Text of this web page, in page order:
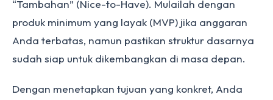
“Tambahan” (Nice-to-Have). Mulailah dengan
produk minimum yang layak (MVP) jika anggaran
Anda terbatas, namun pastikan struktur dasarnya
sudah siap untuk dikembangkan di masa depan.
Dengan menetapkan tujuan yang konkret, Anda